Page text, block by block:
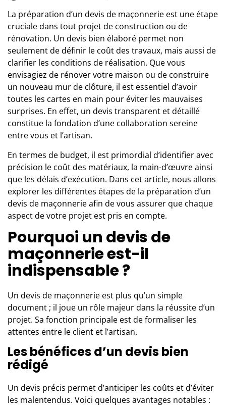
La préparation d’un devis de maçonnerie est une étape
cruciale dans tout projet de construction ou de
rénovation. Un devis bien élaboré permet non
seulement de définir le coût des travaux, mais aussi de
clarifier les conditions de réalisation. Que vous
envisagiez de rénover votre maison ou de construire
un nouveau mur de clôture, il est essentiel d’avoir
toutes les cartes en main pour éviter les mauvaises
surprises. En effet, un devis transparent et détaillé
constitue la fondation d’une collaboration sereine
entre vous et l’artisan.
En termes de budget, il est primordial d’identifier avec
précision le coût des matériaux, la main-d’œuvre ainsi
que les délais d’exécution. Dans cet article, nous allons
explorer les différentes étapes de la préparation d’un
devis de maçonnerie afin de vous assurer que chaque
aspect de votre projet est pris en compte.
Pourquoi un devis de
maçonnerie est-il
indispensable ?
Un devis de maçonnerie est plus qu’un simple
document ; il joue un rôle majeur dans la réussite d’un
projet. Sa fonction principale est de formaliser les
attentes entre le client et l’artisan.
Les bénéfices d’un devis bien
rédigé
Un devis précis permet d’anticiper les coûts et d’éviter
les malentendus. Voici quelques avantages notables :